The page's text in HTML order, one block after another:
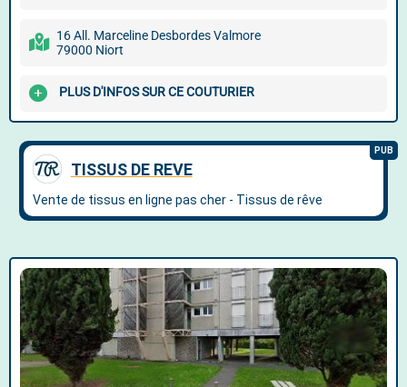
16 All. Marceline Desbordes Valmore
79000 Niort
PLUS D'INFOS SUR CE COUTURIER